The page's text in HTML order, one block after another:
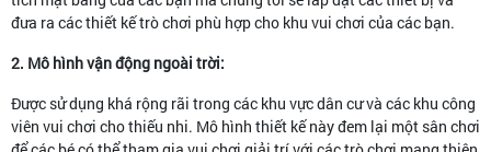
đưa ra các thiết kế trò chơi phù hợp cho khu vui chơi của các bạn.
2. Mô hình vận động ngoài trời:
Được sử dụng khá rộng rãi trong các khu vực dân cư và các khu công
viên vui chơi cho thiếu nhi. Mô hình thiết kế này đem lại một sân chơi